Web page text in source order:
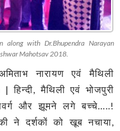
along with Dr.Bhupendra Narayan
Mahotsav 2018.
नारायण एवं मैथिली
हिन्दी, मैथिली एवं भोजपुरी
और झूमने लगे बच्चे…..!
ने दर्शकों को खूब नचाया,